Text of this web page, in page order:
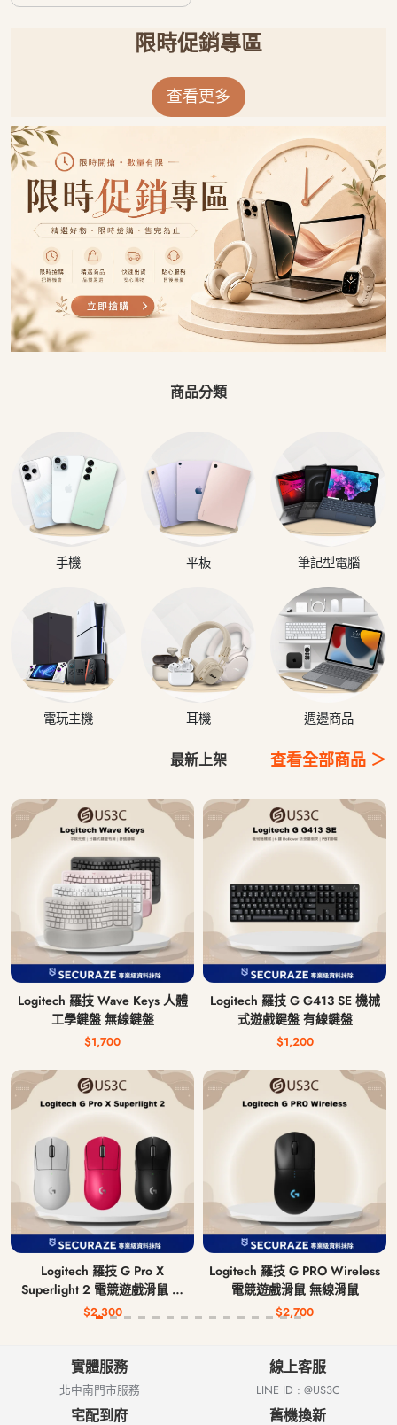
限時促銷專區
查看更多
商品分類
手機 平板 筆記型電腦
電玩主機 耳機 週邊商品
最新上架 查看全部商品 ＞
Logitech 羅技 Wave Keys 人體
工學鍵盤 無線鍵盤
$1,700
Logitech 羅技 G G413 SE 機械
式遊戲鍵盤 有線鍵盤
$1,200
Logitech 羅技 G Pro X
Superlight 2 電競遊戲滑鼠 無
線滑鼠
$2,300
Logitech 羅技 G PRO Wireless
電競遊戲滑鼠 無線滑鼠
$2,700
實體服務
北中南門市服務
線上客服
LINE ID : @US3C
宅配到府 舊機換新